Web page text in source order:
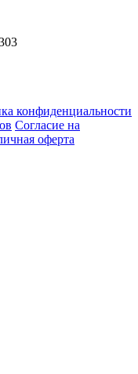
конфиденциальности
Согласие на
оферта